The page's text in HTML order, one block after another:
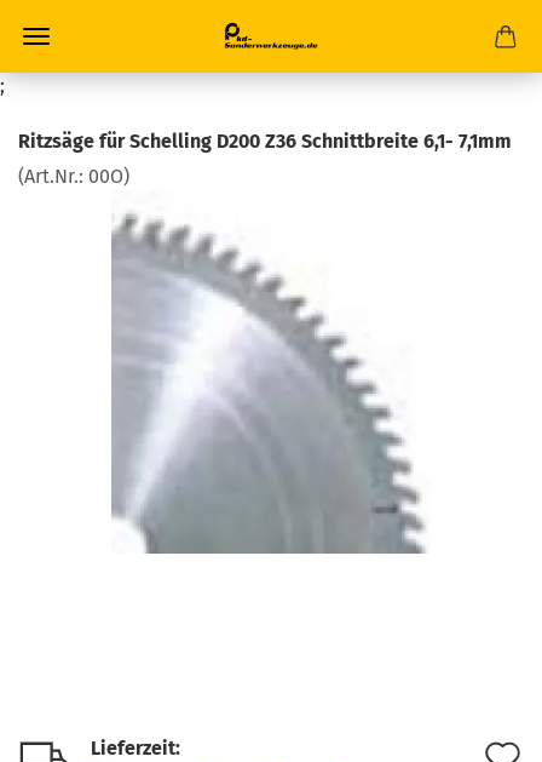
;
Ritzsäge für Schelling D200 Z36 Schnittbreite 6,1- 7,1mm
(Art.Nr.: 00O)
Lieferzeit: